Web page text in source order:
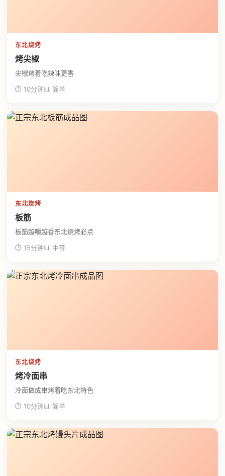
东北烧烤
烤尖椒
尖椒烤着吃辣味更香
⏱ 10分钟📊 简单
东北烧烤
板筋
板筋越嚼越香东北烧烤必点
⏱ 15分钟📊 中等
东北烧烤
烤冷面串
冷面做成串烤着吃东北特色
⏱ 10分钟📊 简单